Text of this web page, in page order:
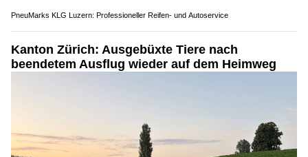
PneuMarks KLG Luzern: Professioneller Reifen- und Autoservice
Kanton Zürich: Ausgebüxte Tiere nach
beendetem Ausflug wieder auf dem Heimweg